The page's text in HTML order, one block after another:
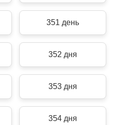
351 день
352 дня
353 дня
354 дня